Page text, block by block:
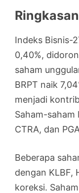
Ringkasan
Indeks Bisnis-
0,40%,
saham
BRPT naik
menjadi
Saham-saham
CTRA, dan
Beberapa
dengan KLBF,
koreksi.